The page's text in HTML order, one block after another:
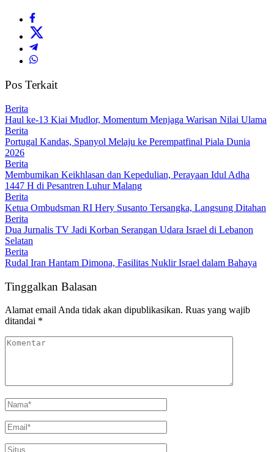
Pos Terkait
Berita
Haul ke-13 Kiai Mudlor, Momentum Menjaga Warisan Nilai Ulama
Berita
Portugal Kandas, Spanyol Melaju ke Perempatfinal Piala Dunia
2026
Berita
Membumikan Keikhlasan dan Kepedulian, Perayaan Idul Adha
1447 H di Pesantren Luhur Malang
Berita
Ketua Ombudsman RI Hery Susanto Tersangka, Langsung Ditahan
Berita
Dua Jurnalis TV Jadi Korban Serangan Udara Israel di Lebanon
Selatan
Berita
Rudal Iran Hantam Dimona, Fasilitas Nuklir Israel dalam Bahaya
Tinggalkan Balasan
Alamat email Anda tidak akan dipublikasikan. Ruas yang wajib
ditandai *